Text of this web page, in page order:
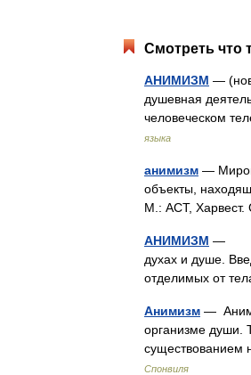
Смотреть что
АНИМИЗМ —
душевная
человеческом
языка
анимизм —
объекты,
М.: АСТ,
АНИМИЗМ — (от
духах и душе.
отделимых от
Анимизм —
организме души.
существованием
Спонвиля